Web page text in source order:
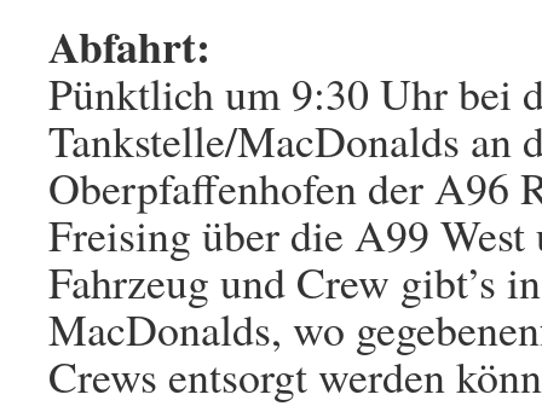
Abfahrt:
Pünktlich um 9:30 Uhr bei
Tankstelle/MacDonalds an
Oberpfaffenhofen der A96
Freising über die A99
Fahrzeug und Crew gibt’s
MacDonalds, wo
Crews entsorgt werden